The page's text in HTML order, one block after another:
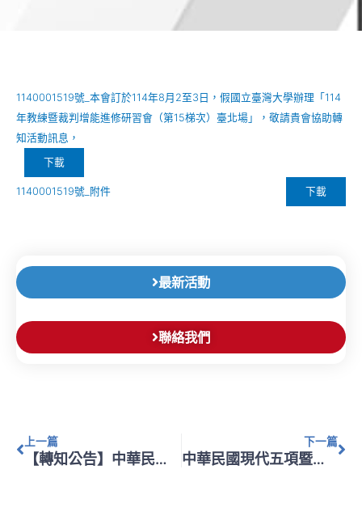
1140001519號_本會訂於114年8月2至3日，假國立臺灣大學辦理「114
年教練暨裁判增能進修研習會（第15梯次）臺北場」，敬請貴會協助轉
知活動訊息，
下載
1140001519號_附件 下載
最新活動
聯絡我們
上一篇
【轉知公告】中華民國體育運動總會辦理「114年教練暨裁判增能進修研習會（第14梯次）台北場」
下一篇
中華民國現代五項暨冬季兩項運動協會114年度培育優秀或潛力運動選手計畫之「114年度訓練器材採購案」得標廠商